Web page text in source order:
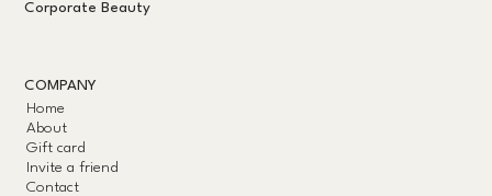
Corporate Beauty
COMPANY
Home
About
Gift card
Invite a friend
Contact